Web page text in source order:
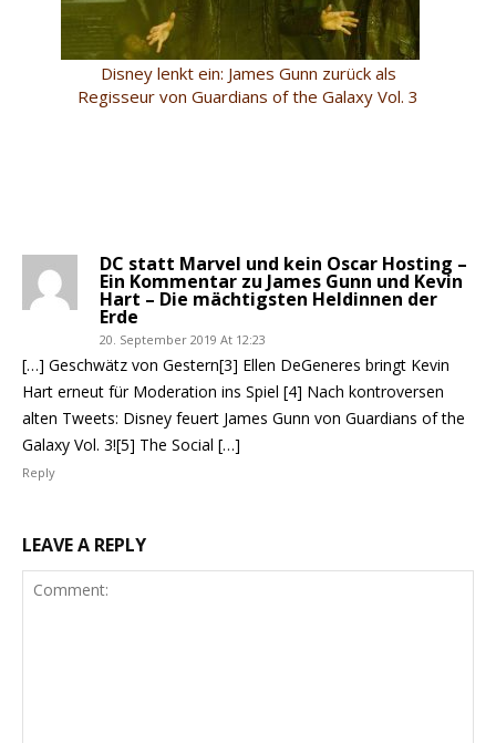
Disney lenkt ein: James Gunn zurück als
Regisseur von Guardians of the Galaxy Vol. 3
DC statt Marvel und kein Oscar Hosting –
Ein Kommentar zu James Gunn und Kevin
Hart – Die mächtigsten Heldinnen der
Erde
20. September 2019 At 12:23
[…] Geschwätz von Gestern[3] Ellen DeGeneres bringt Kevin
Hart erneut für Moderation ins Spiel [4] Nach kontroversen
alten Tweets: Disney feuert James Gunn von Guardians of the
Galaxy Vol. 3![5] The Social […]
Reply
LEAVE A REPLY